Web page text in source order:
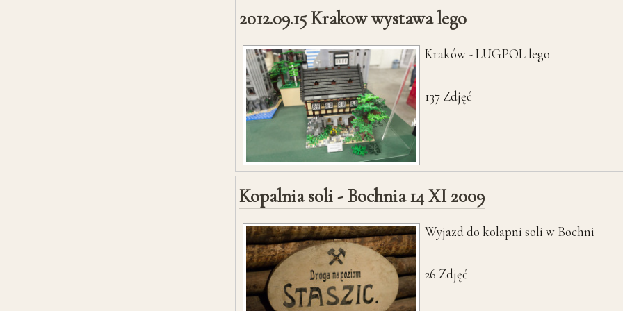
2012.09.15 Krakow wystawa lego
Kraków - LUGPOL lego
137 Zdjęć
Kopalnia soli - Bochnia 14 XI 2009
Wyjazd do kolapni soli w Bochni
26 Zdjęć